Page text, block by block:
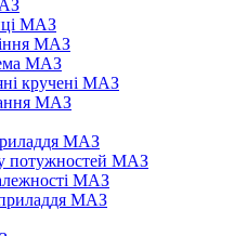
МАЗ
МАЗ
МАЗ
кручені МАЗ
МАЗ
МАЗ
потужностей МАЗ
МАЗ
приладдя МАЗ